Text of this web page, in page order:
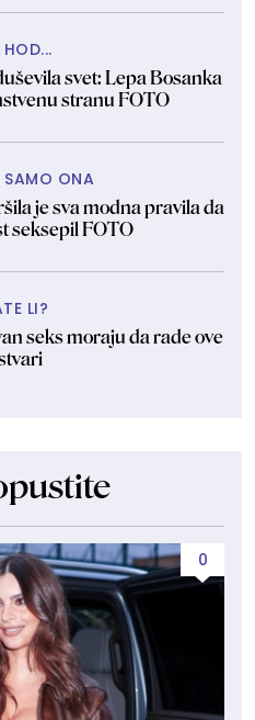
svet: Lepa Bosanka
stranu FOTO
SAMO ONA
je sva modna pravila da
seksepil FOTO
LI?
seks moraju da rade ove
0